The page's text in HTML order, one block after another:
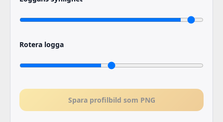
Rotera logga
Spara profilbild som PNG